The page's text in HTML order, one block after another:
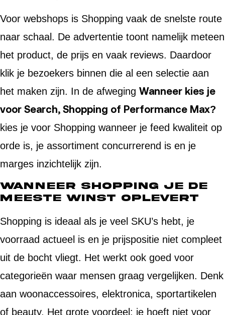
Voor webshops is Shopping vaak de snelste route
naar schaal. De advertentie toont namelijk meteen
het product, de prijs en vaak reviews. Daardoor
klik je bezoekers binnen die al een selectie aan
het maken zijn. In de afweging Wanneer kies je
voor Search, Shopping of Performance Max?
kies je voor Shopping wanneer je feed kwaliteit op
orde is, je assortiment concurrerend is en je
marges inzichtelijk zijn.
Wanneer Shopping je de
meeste winst oplevert
Shopping is ideaal als je veel SKU’s hebt, je
voorraad actueel is en je prijspositie niet compleet
uit de bocht vliegt. Het werkt ook goed voor
categorieën waar mensen graag vergelijken. Denk
aan woonaccessoires, elektronica, sportartikelen
of beauty. Het grote voordeel: je hoeft niet voor